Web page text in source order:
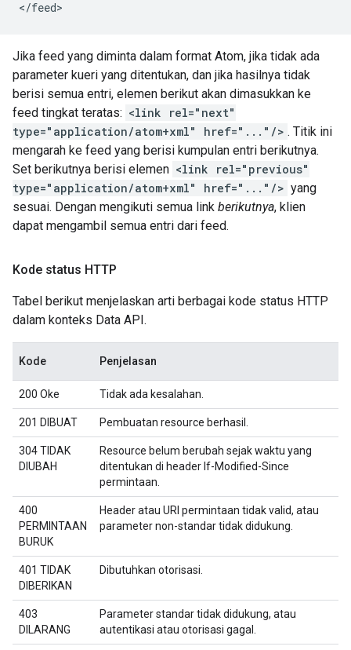
Jika feed yang diminta dalam format Atom, jika tidak ada
parameter kueri yang ditentukan, dan jika hasilnya tidak
berisi semua entri, elemen berikut akan dimasukkan ke
feed tingkat teratas: <link rel="next"
type="application/atom+xml" href="..."/> . Titik ini
mengarah ke feed yang berisi kumpulan entri berikutnya.
Set berikutnya berisi elemen <link rel="previous"
type="application/atom+xml" href="..."/> yang
sesuai. Dengan mengikuti semua link berikutnya, klien
dapat mengambil semua entri dari feed.
Kode status HTTP
Tabel berikut menjelaskan arti berbagai kode status HTTP
dalam konteks Data API.
Kode Penjelasan
200 Oke Tidak ada kesalahan.
201 DIBUAT Pembuatan resource berhasil.
304 TIDAK
DIUBAH
Resource belum berubah sejak waktu yang
ditentukan di header If-Modified-Since
permintaan.
400
PERMINTAAN
BURUK
Header atau URI permintaan tidak valid, atau
parameter non-standar tidak didukung.
401 TIDAK
DIBERIKAN
Dibutuhkan otorisasi.
403
DILARANG
Parameter standar tidak didukung, atau
autentikasi atau otorisasi gagal.